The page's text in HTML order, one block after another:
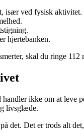
især ved fysisk aktivitet.
hjertebanken.
skal du ringe
handler ikke om at
livsglæde.
det. Det er trods alt